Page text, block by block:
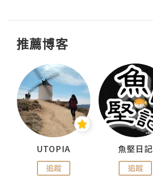
推薦博客
UTOPIA
追蹤
魚堅日記
追蹤